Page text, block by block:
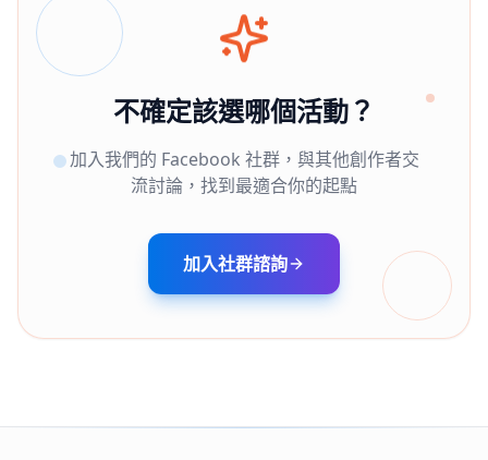
不確定該選哪個活動？
加入我們的 Facebook 社群，與其他創作者交
流討論，找到最適合你的起點
加入社群諮詢